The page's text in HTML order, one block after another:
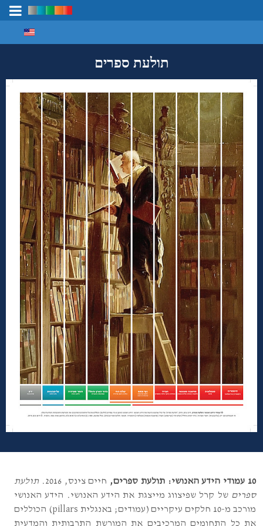
תולעת ספרים
10 עמודי הידע האנושי: תולעת ספרים, חיים צינס, 2016.
תולעת
ספרים של קרל שפיצווג מייצגת את הידע האנושי. הידע האנושי
מורכב מ-10
חלקים עיקריים (עמודים; באנגלית pillars)
הכוללים
את כל התחומים המרכיבים את המורשת התרבותית והמדעית